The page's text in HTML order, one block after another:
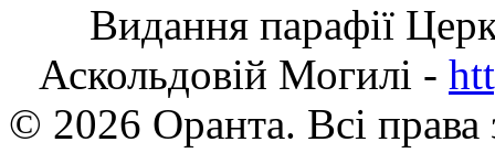
Видання парафії
Аскольдовій Могилі -
© 2026 Оранта. Всі